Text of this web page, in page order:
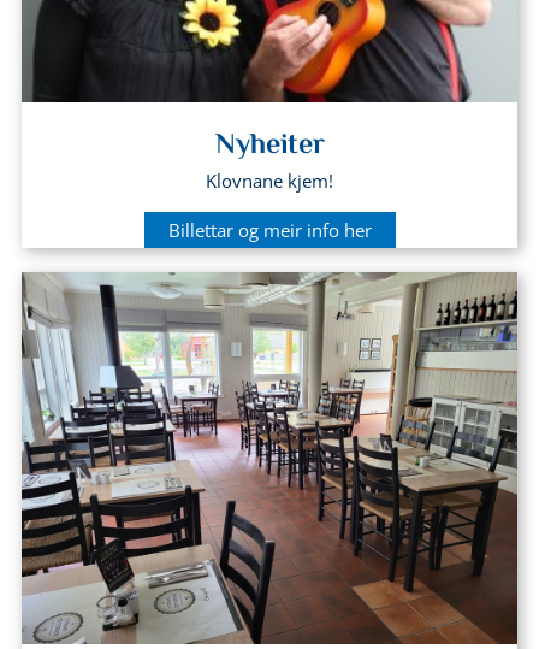
Nyheiter
Klovnane kjem!
Billettar og meir info her